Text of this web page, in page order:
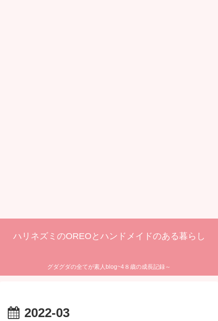
ハリネズミのOREOとハンドメイドのある暮らし
グダグダの全てが素人blog~4８歳の成長記録～
2022-03